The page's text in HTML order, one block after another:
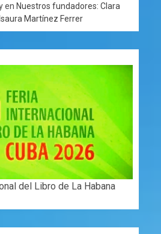
en Nuestros fundadores: Clara
Isaura Martínez Ferrer
del Libro de La Habana